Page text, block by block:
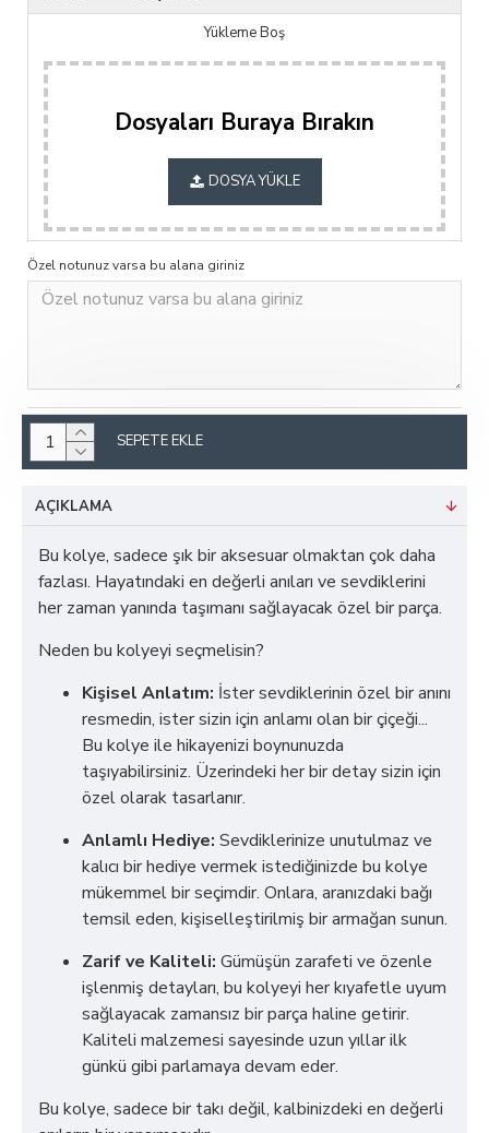
Yükleme Boş
Dosyaları Buraya Bırakın
DOSYA YÜKLE
Özel notunuz varsa bu alana giriniz
SEPETE EKLE
AÇIKLAMA
Bu kolye, sadece şık bir aksesuar olmaktan çok daha
fazlası. Hayatındaki en değerli anıları ve sevdiklerini
her zaman yanında taşımanı sağlayacak özel bir parça.
Neden bu kolyeyi seçmelisin?
Kişisel Anlatım: İster sevdiklerinin özel bir anını
resmedin, ister sizin için anlamı olan bir çiçeği...
Bu kolye ile hikayenizi boynunuzda
taşıyabilirsiniz. Üzerindeki her bir detay sizin için
özel olarak tasarlanır.
Anlamlı Hediye: Sevdiklerinize unutulmaz ve
kalıcı bir hediye vermek istediğinizde bu kolye
mükemmel bir seçimdir. Onlara, aranızdaki bağı
temsil eden, kişiselleştirilmiş bir armağan sunun.
Zarif ve Kaliteli: Gümüşün zarafeti ve özenle
işlenmiş detayları, bu kolyeyi her kıyafetle uyum
sağlayacak zamansız bir parça haline getirir.
Kaliteli malzemesi sayesinde uzun yıllar ilk
günkü gibi parlamaya devam eder.
Bu kolye, sadece bir takı değil, kalbinizdeki en değerli